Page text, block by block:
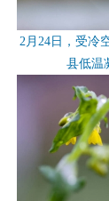
2月24日，受冷
县低温